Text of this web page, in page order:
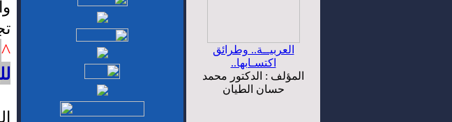
^
العربيــة.. وطرائق
اكتسـابها..
المؤلف : الدكتور محمد
حسان الطيان